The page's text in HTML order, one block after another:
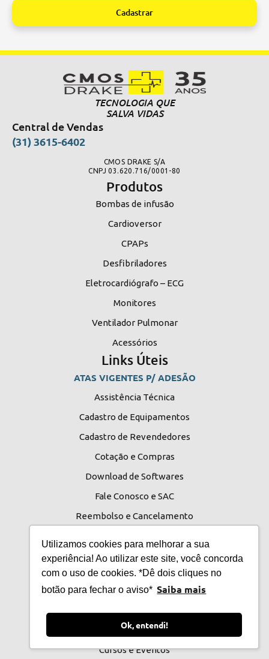
Utilizamos cookies para melhorar a sua
experiência! Ao utilizar este site, você concorda
com o uso de cookies. *Dê dois cliques no
botão para fechar o aviso* Saiba mais
Ok, entendi!
Cadastrar
TECNOLOGIA QUE
SALVA VIDAS
Central de Vendas
(31) 3615-6402
CMOS DRAKE S/A
CNPJ 03.620.716/0001-80
Produtos
Bombas de infusão
Cardioversor
CPAPs
Desfibriladores
Eletrocardiógrafo – ECG
Monitores
Ventilador Pulmonar
Acessórios
Links Úteis
ATAS VIGENTES P/ ADESÃO
Assistência Técnica
Cadastro de Equipamentos
Cadastro de Revendedores
Cotação e Compras
Download de Softwares
Fale Conosco e SAC
Reembolso e Cancelamento
Termos e Condições
Saiba Mais
A Cmos Drake
Catálogos Comerciais
Cursos e Eventos